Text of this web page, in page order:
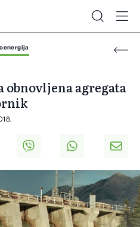
obnovljena agregata